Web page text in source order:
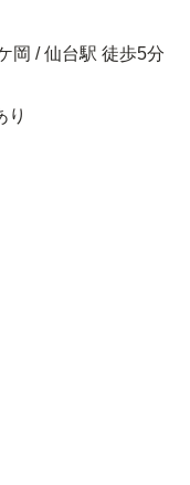
岡 / 仙台駅 徒歩5分
り